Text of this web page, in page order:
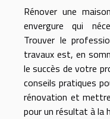
Rénover une
envergure qui
Trouver le
travaux est, en
le succès de votre
conseils pratiques
rénovation et
pour un résultat à la